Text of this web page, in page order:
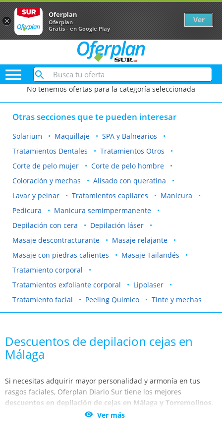

No tenemos ofertas para la categoría seleccionada
Otras secciones que te pueden interesar
Solarium Maquillaje
SPA y Balnearios
Tratamientos Dentales
Tratamientos Otros
Corte de pelo mujer
Corte de pelo hombre
Coloración y mechas
Alisado con queratina
Lavar y peinar
Tratamientos capilares
Manicura
Pedicura
Manicura semimpermanente
Depilación con cera
Depilación láser
Masaje descontracturante
Masaje relajante
Masaje con piedras calientes
Masaje Tailandés
Tratamiento corporal
Tratamientos exfoliante corporal
Lipolaser
Tratamiento facial
Peeling Quimico Tinte y mechas
Descuentos de depilacion cejas en
Málaga
Si necesitas adquirir mayor personalidad y armonía en tus
rasgos faciales, Oferplan Diario Sur tiene los mejores
descuentos en depilación de cejas en Málaga y Torremolinos
Es fundamental para verte favorecida una forma acorde en tus
 Ver más
×
Oferplan
Oferplan
Gratis - en Google Play
Ver